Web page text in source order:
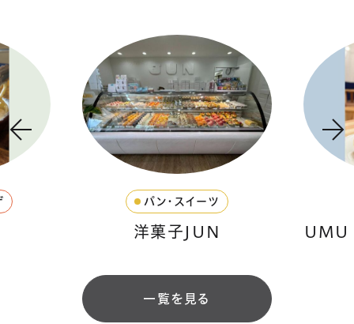
パン・スイーツ
洋菓子JUN UMU
一覧を見る